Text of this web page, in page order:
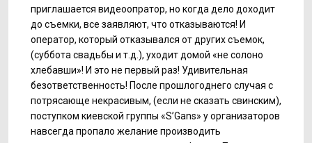
приглашается видеоопратор, но когда дело доходит
до съемки, все заявляют, что отказываются! И
оператор, который отказывался от других съемок,
(суббота свадьбы и т.д.), уходит домой «не солоно
хлебавши»! И это не первый раз! Удивительная
безответственность! После прошлогоднего случая с
потрясающе некрасивым, (если не сказать свинским),
поступком киевской группы «S’Gans» у организаторов
навсегда пропало желание производить